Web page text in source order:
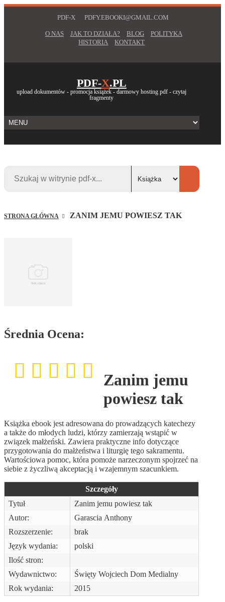
PDF-X PDFY.EBOOKI@GMAIL.COM
O NAS JAK TO DZIAŁA? BLOG
POLITYKA
HISTORIA
KONTAKT
PDF-X.PL
upload dokumentów - promocja książek - darmowy hosting pdf - czytaj
fragmenty
STRONA GŁÓWNA ZANIM JEMU POWIESZ TAK
Średnia Ocena:
Zanim jemu
powiesz tak
Książka ebook jest adresowana do prowadzących katechezy
a także do młodych ludzi, którzy zamierzają wstąpić w
związek małżeński. Zawiera praktyczne info dotyczące
przygotowania do małżeństwa i liturgię tego sakramentu.
Wartościowa pomoc, która pomoże narzeczonym spojrzeć na
siebie z życzliwą akceptacją i wzajemnym szacunkiem.
Szczegóły
Tytuł
Zanim jemu powiesz tak
Autor:
Garascia Anthony
Rozszerzenie:
brak
Język wydania:
polski
Ilość stron:
Wydawnictwo:
Święty Wojciech Dom Medialny
Rok wydania:
2015